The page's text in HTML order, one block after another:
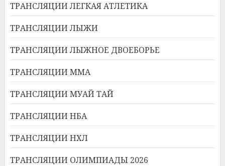
ТРАНСЛЯЦИИ ЛЕГКАЯ АТЛЕТИКА
ТРАНСЛЯЦИИ ЛЫЖИ
ТРАНСЛЯЦИИ ЛЫЖНОЕ ДВОЕБОРЬЕ
ТРАНСЛЯЦИИ ММА
ТРАНСЛЯЦИИ МУАЙ ТАЙ
ТРАНСЛЯЦИИ НБА
ТРАНСЛЯЦИИ НХЛ
ТРАНСЛЯЦИИ ОЛИМПИАДЫ 2026